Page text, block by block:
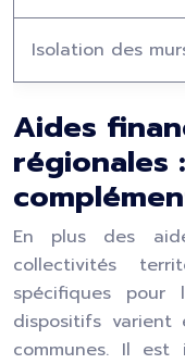
Isolation des
Aides
régionales
En plus des
collectivités
spécifiques pour
dispositifs
communes. Il est